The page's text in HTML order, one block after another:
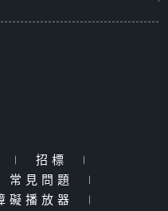
| 招標
|
常見問題
|
礙播放器 |